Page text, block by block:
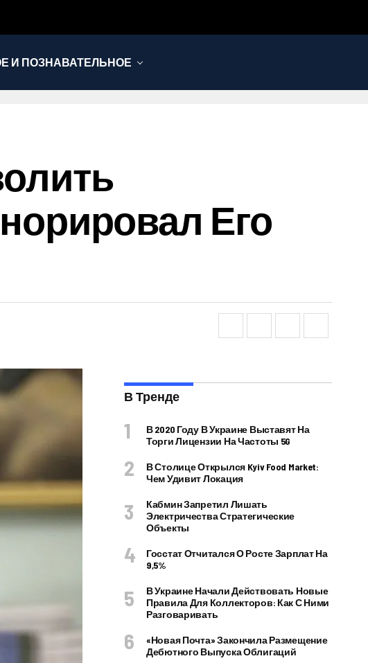
И ПОЗНАВАТЕЛЬНОЕ
Его
В Тренде
В 2020 Году В Украине Выставят На
Торги Лицензии На Частоты 5G
В Столице Открылся Kyiv Food Market:
Чем Удивит Локация
Кабмин Запретил Лишать
Электричества Стратегические
Объекты
Госстат Отчитался О Росте Зарплат На
9,5%
В Украине Начали Действовать Новые
Правила Для Коллекторов: Как С Ними
Разговаривать
«Новая Почта» Закончила Размещение
Дебютного Выпуска Облигаций